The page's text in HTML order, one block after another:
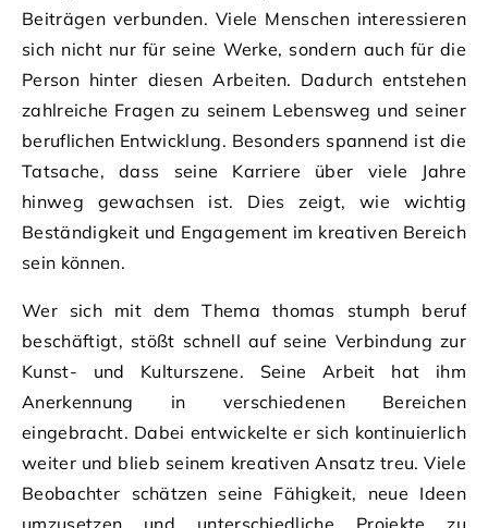
Beiträgen verbunden. Viele Menschen interessieren
sich nicht nur für seine Werke, sondern auch für die
Person hinter diesen Arbeiten. Dadurch entstehen
zahlreiche Fragen zu seinem Lebensweg und seiner
beruflichen Entwicklung. Besonders spannend ist die
Tatsache, dass seine Karriere über viele Jahre
hinweg gewachsen ist. Dies zeigt, wie wichtig
Beständigkeit und Engagement im kreativen Bereich
sein können.
Wer sich mit dem Thema thomas stumph beruf
beschäftigt, stößt schnell auf seine Verbindung zur
Kunst- und Kulturszene. Seine Arbeit hat ihm
Anerkennung in verschiedenen Bereichen
eingebracht. Dabei entwickelte er sich kontinuierlich
weiter und blieb seinem kreativen Ansatz treu. Viele
Beobachter schätzen seine Fähigkeit, neue Ideen
umzusetzen und unterschiedliche Projekte zu